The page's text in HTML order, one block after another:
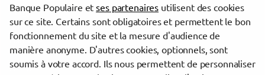
Cergy
Sartrouville
Nanterre
Houilles
Les Ulis
Banque Populaire etses partenaires utilisent des cookies
sur ce site. Certains sont obligatoires et permettent le bon
fonctionnement du site et la mesure d'audience de
manière anonyme. D'autres cookies, optionnels, sont
soumis à votre accord. Ils nous permettent de personnaliser